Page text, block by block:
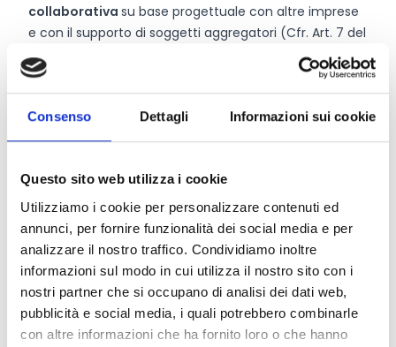
Consenso Dettagli Informazioni sui cookie
Questo sito web utilizza i cookie
Utilizziamo i cookie per personalizzare contenuti ed
annunci, per fornire funzionalità dei social media e per
analizzare il nostro traffico. Condividiamo inoltre
informazioni sul modo in cui utilizza il nostro sito con i
nostri partner che si occupano di analisi dei dati web,
pubblicità e social media, i quali potrebbero combinarle
con altre informazioni che ha fornito loro o che hanno
collaborativa su base progettuale con altre imprese
e con il supporto di soggetti aggregatori (Cfr. Art. 7 del
bando). Nel caso di progetti che vedono il
coinvolgimento di soggetti aggregatori, la percentuale
di finanziamento sarà aumentata del 10%.
Ifornitori dei servizidi consulenza e/o formazione
dovranno rientrare in una o più delle tipologie di cui
Entità del contributo
Dotazione finanziaria complessiva:12.200.000 Euro
Contributo massimo:
25.000 Euro
Contributo minimo:
4.000 Euro
per le micro imprese